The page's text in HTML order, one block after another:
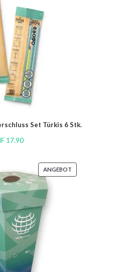
Set Türkis 6 Stk.
17.90
ANGEBOT